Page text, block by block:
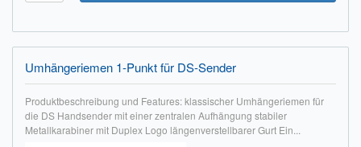
Umhängeriemen 1-Punkt für DS-Sender
Produktbeschreibung und Features: klassischer Umhängeriemen für
die DS Handsender mit einer zentralen Aufhängung stabiler
Metallkarabiner mit Duplex Logo längenverstellbarer Gurt Ein...